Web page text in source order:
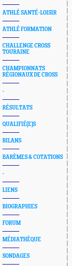
ATHLÉ SANTÉ-LOISIR
ATHLÉ FORMATION
CHALLENGE CROSS
TOURAINE
CHAMPIONNATS
RÉGIONAUX DE CROSS
-
RÉSULTATS
QUALIFIÉ(E)S
BILANS
BARÈMES & COTATIONS
-
LIENS
BIOGRAPHIES
FORUM
MÉDIATHÈQUE
SONDAGES